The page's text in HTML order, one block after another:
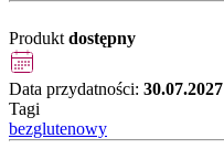
Produkt dostępny
Data przydatności: 30.07.2027
Tagi
bezglutenowy